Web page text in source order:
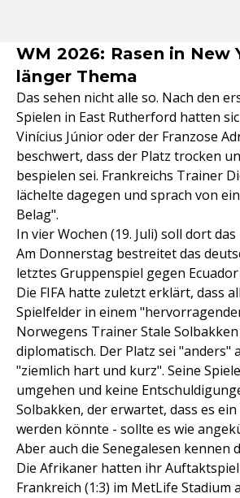
WM 2026: Rasen in New
länger Thema
Das sehen nicht alle so. Nach den
Spielen in East Rutherford hatten
Vinícius Júnior oder der Franzose
beschwert, dass der Platz trocken
bespielen sei. Frankreichs Trainer
lächelte dagegen und sprach von
Belag".
In vier Wochen (19. Juli) soll dort
Am Donnerstag bestreitet das
letztes Gruppenspiel gegen Ecuador
Die FIFA hatte zuletzt erklärt, dass
Spielfelder in einem
Norwegens Trainer Stale
diplomatisch. Der Platz sei "anders"
"ziemlich hart und kurz". Seine
umgehen und keine
Solbakken, der erwartet, dass es ein
werden könnte - sollte es wie
Aber auch die Senegalesen kennen
Die Afrikaner hatten ihr
Frankreich (1:3) im MetLife Stadium